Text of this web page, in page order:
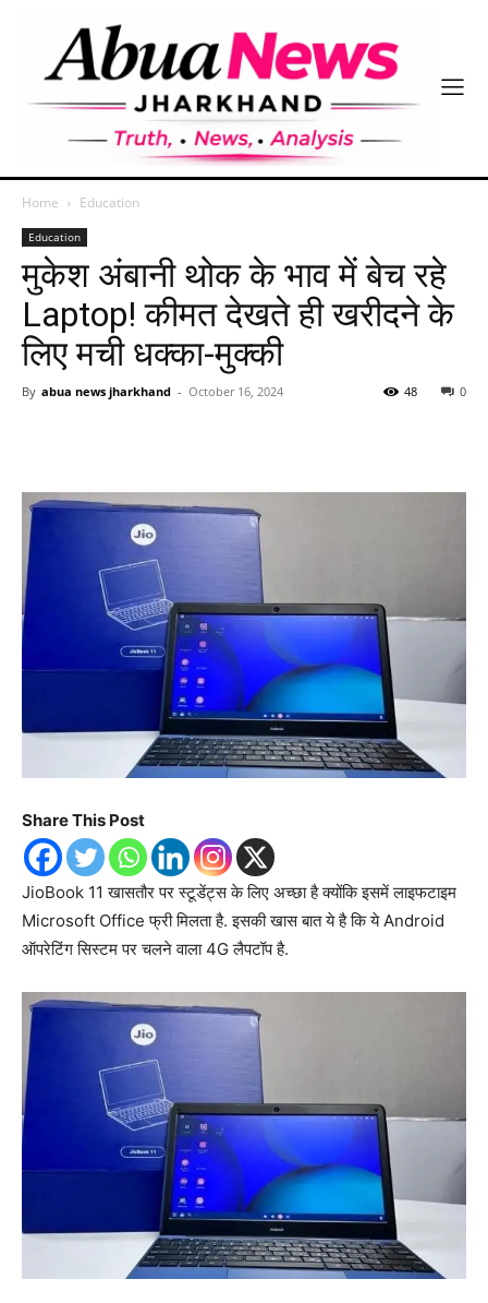
Home Education
Education
मुकेश अंबानी थोक के भाव में बेच रहे
Laptop! कीमत देखते ही खरीदने के
लिए मची धक्का-मुक्की
By abua news jharkhand - October 16, 2024 0
48
Share This Post
JioBook 11 खासतौर पर स्टूडेंट्स के लिए अच्छा है क्योंकि इसमें लाइफटाइम
Microsoft Office फ्री मिलता है. इसकी खास बात ये है कि ये Android
ऑपरेटिंग सिस्टम पर चलने वाला 4G लैपटॉप है.